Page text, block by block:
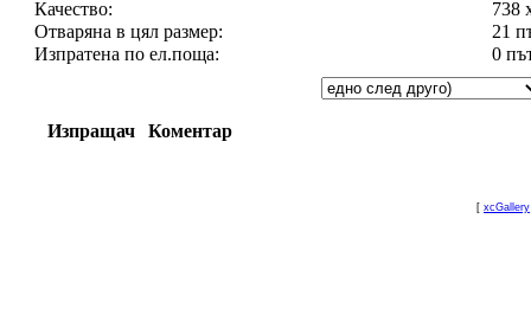
Качество:
738
Отваряна в цял размер:
21
Изпратена по ел.поща:
0
Изпращач Коментар
[ xcGallery